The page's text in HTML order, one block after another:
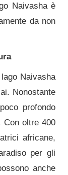
Naivasha è
da non
Naivasha
Nonostante
profondo
Con oltre 400
africane,
per gli
anche